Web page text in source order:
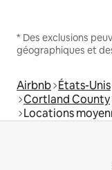
* Des exclusions
géographiques et
Airbnb États-Unis
Cortland County
Locations